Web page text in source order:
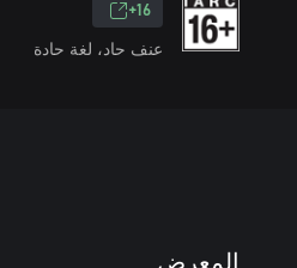
16+
عنف حاد، لغة حادة
المعرض